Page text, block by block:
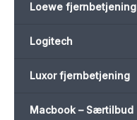
Loewe fjernbetjening
Logitech
Luxor fjernbetjening
Macbook – Særtilbud